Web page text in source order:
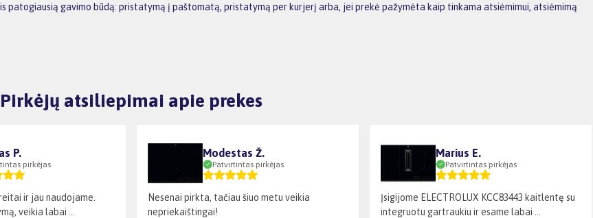
gavimo būdą: pristatymą į paštomatą, pristatymą per kurjerį arba, jei prekė pažymėta kaip tinkama atsiėmimui, atsiėmimą
Pirkėjų atsiliepimai apie prekes
P.
pirkėjas
ir jau naudojame.
veikia labai ...
Modestas Ž.
Patvirtintas pirkėjas
Nesenai pirkta, tačiau šiuo metu veikia
nepriekaištingai!
Marius E.
Patvirtintas pirkėjas
Įsigijome ELECTROLUX KCC83443 kaitlentę su
integruotu gartraukiu ir esame labai ...